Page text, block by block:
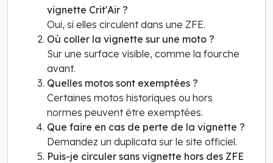
vignette Crit'Air ?
Oui, si elles circulent dans une ZFE.
Où coller la vignette sur une moto ?
Sur une surface visible, comme la fourche
avant.
Quelles motos sont exemptées ?
Certaines motos historiques ou hors
normes peuvent être exemptées.
Que faire en cas de perte de la vignette ?
Demandez un duplicata sur le site officiel.
Puis-je circuler sans vignette hors des ZFE